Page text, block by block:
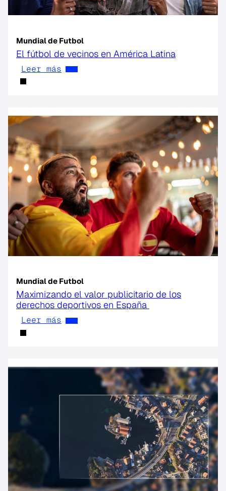
Mundial de Futbol
El fútbol de vecinos en América Latina
Leer más
Mundial de Futbol
Maximizando el valor publicitario de los
derechos deportivos en España
Leer más